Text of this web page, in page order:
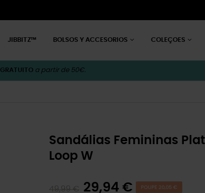
JIBBITZ™ BOLSOS Y ACCESORIOS COLEÇOES
GRATUITO a partir de 50€.
Sandálias Femininas
Loop W
29,94 € POUPE 20,05 €